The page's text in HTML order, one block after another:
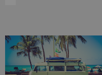
1956 begleitet das
Pop, kleine
Jubiläum werfen wir